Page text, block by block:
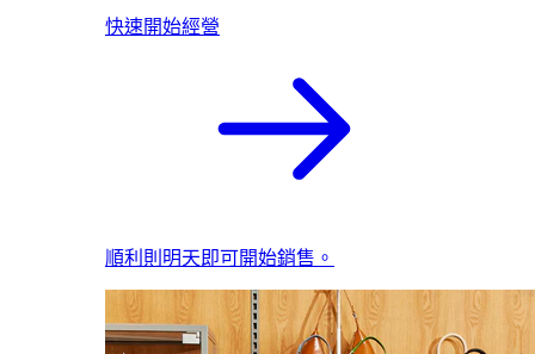
快速開始經營
順利則明天即可開始銷售。